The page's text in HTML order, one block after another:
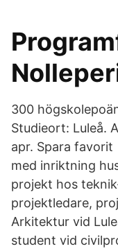
300
Studieort: Luleå.
apr. Spara
med inriktning
projekt hos
projektledare,
Arkitektur vid
student vid